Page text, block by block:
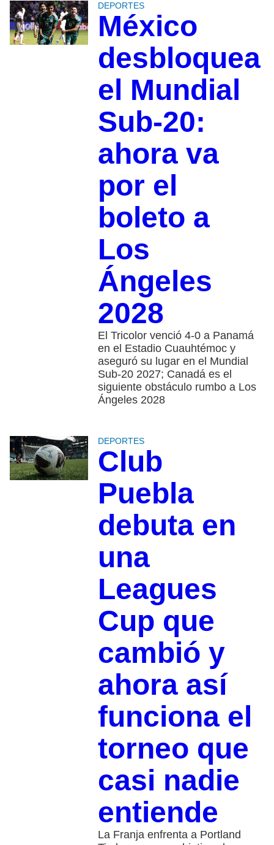
DEPORTES
México
desbloquea
el Mundial
Sub-20:
ahora va
por el
boleto a
Los
Ángeles
2028
El Tricolor venció 4-0 a Panamá
en el Estadio Cuauhtémoc y
aseguró su lugar en el Mundial
Sub-20 2027; Canadá es el
siguiente obstáculo rumbo a Los
Ángeles 2028
DEPORTES
Club
Puebla
debuta en
una
Leagues
Cup que
cambió y
ahora así
funciona el
torneo que
casi nadie
entiende
La Franja enfrenta a Portland